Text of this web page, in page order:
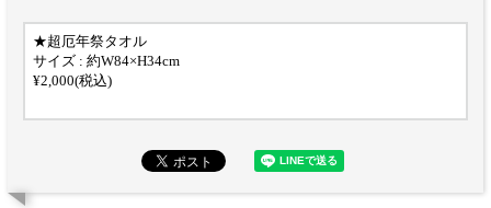
★超厄年祭タオル
サイズ : 約W84×H34cm
¥2,000(税込)